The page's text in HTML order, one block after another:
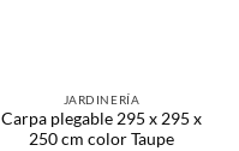
JARDINERÍA
Carpa plegable 295 x 295 x
250 cm color Taupe